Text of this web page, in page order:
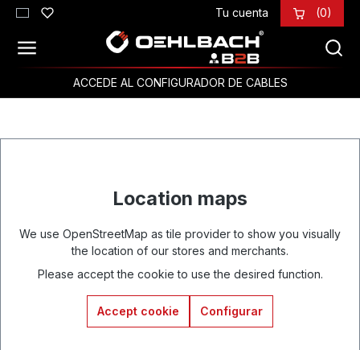
Saltar al contenido principal Tu cuenta (0)
ACCEDE AL CONFIGURADOR DE CABLES
Location maps
We use OpenStreetMap as tile provider to show you visually
the location of our stores and merchants.
Please accept the cookie to use the desired function.
Accept cookie Configurar